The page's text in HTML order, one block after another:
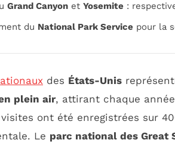
Grand Canyon et Yosemite :
du National Park Service pour la
des États-Unis
plein air, attirant chaque
ont été enregistrées sur
Le parc national des Great